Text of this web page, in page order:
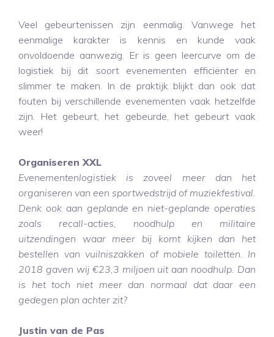
Veel gebeurtenissen zijn eenmalig. Vanwege het
eenmalige karakter is kennis en kunde vaak
onvoldoende aanwezig. Er is geen leercurve om de
logistiek bij dit soort evenementen efficiënter en
slimmer te maken. In de praktijk blijkt dan ook dat
fouten bij verschillende evenementen vaak hetzelfde
zijn. Het gebeurt, het gebeurde, het gebeurt vaak
weer!
Organiseren XXL
Evenementenlogistiek is zoveel meer dan het
organiseren van een sportwedstrijd of muziekfestival.
Denk ook aan geplande en niet-geplande operaties
zoals recall-acties, noodhulp en militaire
uitzendingen waar meer bij komt kijken dan het
bestellen van vuilniszakken of mobiele toiletten. In
2018 gaven wij €23,3 miljoen uit aan noodhulp. Dan
is het toch niet meer dan normaal dat daar een
gedegen plan achter zit?
Justin van de Pas